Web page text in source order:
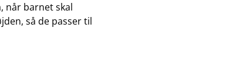
når barnet skal
så de passer til